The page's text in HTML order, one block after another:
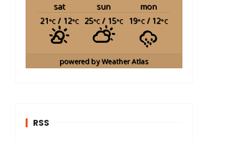
sat sun
mon
21°C / 12°C 25°C / 15°C 19°C/ 12°C
powered byWeather Atlas
RSS